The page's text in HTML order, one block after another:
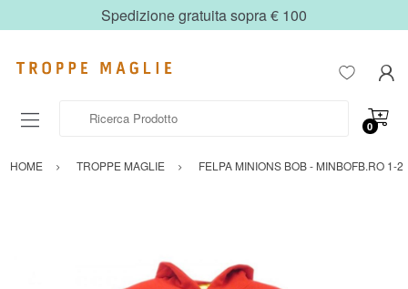
Spedizione gratuita sopra € 100
0
HOME TROPPE MAGLIE FELPA MINIONS BOB - MINBOFB.RO 1-2